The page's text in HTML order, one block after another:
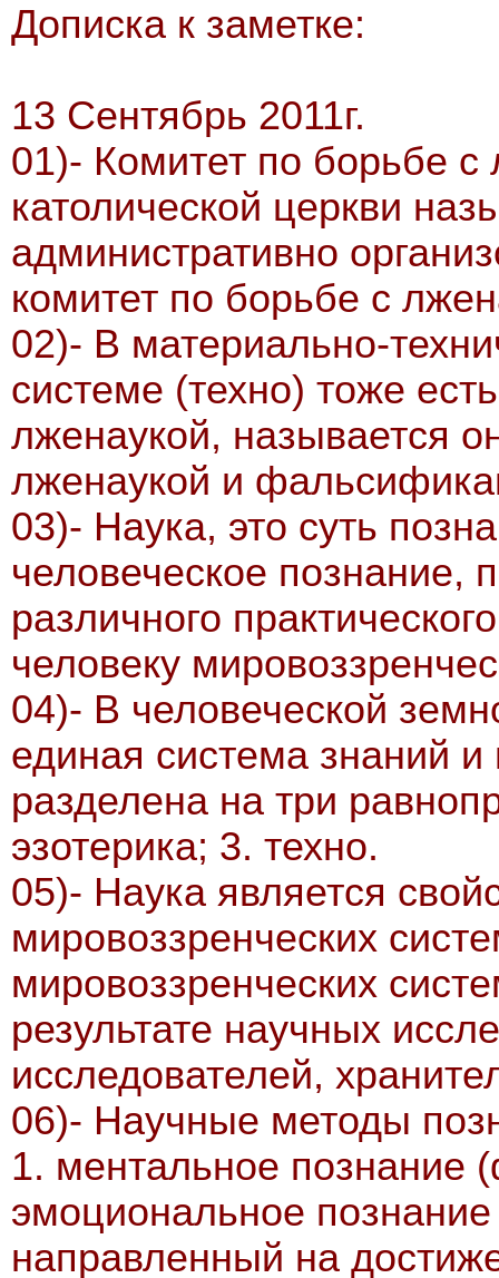
Дописка к заметке:
13 Сентябрь 2011г.
01)- Комитет по борьбе с
католической церкви
административно
комитет по борьбе с
02)- В материально-
системе (техно) тоже
лженаукой, называется
лженаукой и
03)- Наука, это суть
человеческое познание,
различного
человеку
04)- В человеческой
единая система знаний и
разделена на три
эзотерика; 3. техно.
05)- Наука является
мировоззренческих
мировоззренческих
результате научных
исследователей,
06)- Научные методы
1. ментальное познание
эмоциональное познание
направленный на